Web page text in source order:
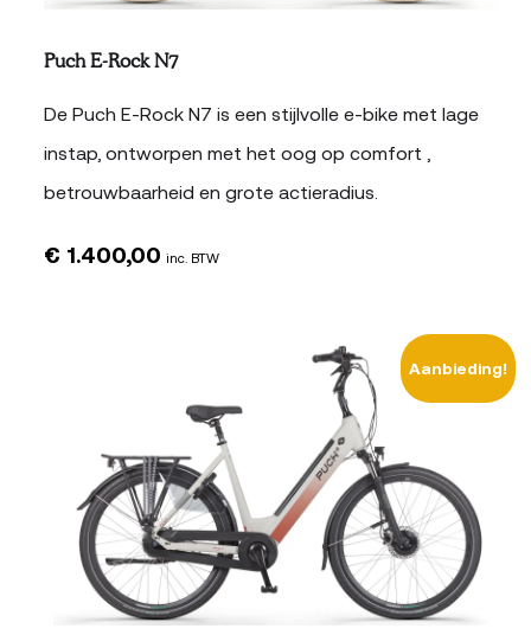
Puch E-Rock N7
De Puch E-Rock N7 is een stijlvolle e-bike met lage
instap, ontworpen met het oog op comfort ,
betrouwbaarheid en grote actieradius.
€ 1.400,00 inc. BTW
Aanbieding!